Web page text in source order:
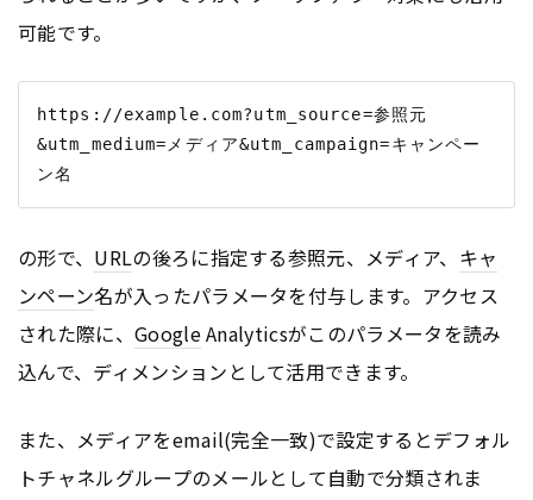
可能です。
https://example.com?utm_source=参照元
&utm_medium=メディア&utm_campaign=キャンペー
の形で、 URLの後ろに指定する参照元、メディア、 キャ
ンペーン名が入ったパラメータを付与します。アクセス
された際に、 GoogleAnalyticsがこのパラメータを読み
込んで、ディメンションとして活用できます。
また、メディアをemail(完全一致)で設定するとデフォル
トチャネルグループのメールとして自動で分類されま